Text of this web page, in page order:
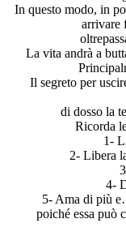
In questo modo, in
arrivare
La vita andrà a
Il segreto per
di dosso la
Ricorda
1-
2- Libera
4-
5- Ama di più
poiché essa può